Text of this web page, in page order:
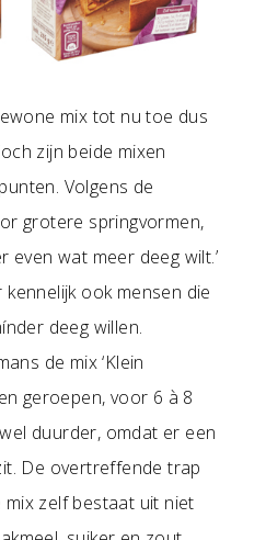
mix tot nu toe dus
zijn beide mixen
Volgens de
grotere springvormen,
even wat meer deeg wilt.’
ook mensen die
deeg willen.
de mix ‘Klein
geroepen, voor 6 à 8
duurder, omdat er een
De overtreffende trap
zelf bestaat uit niet